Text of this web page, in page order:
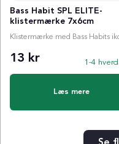
Bass Habit SPL ELITE-
klistermærke 7x6cm
13 kr 1-4
Læs mere